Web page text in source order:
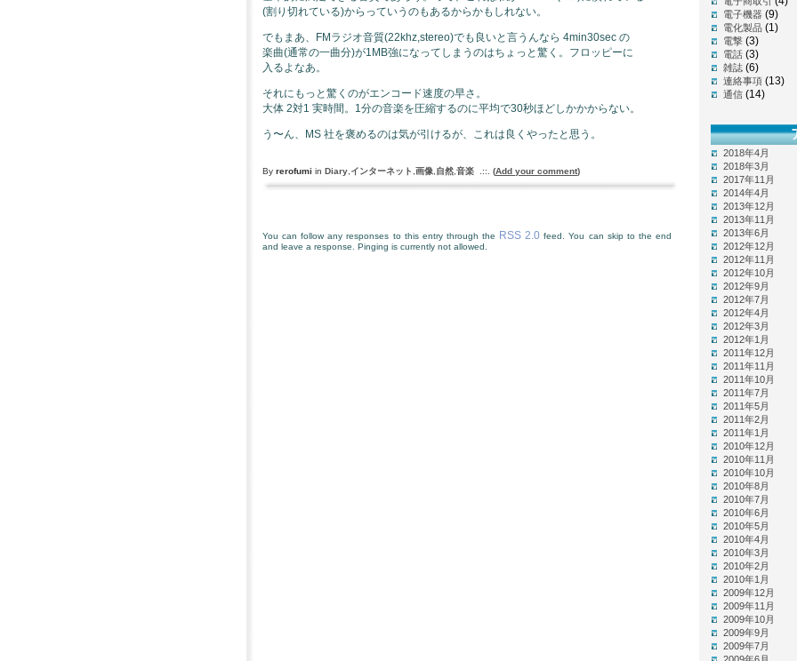
(割り切れている)からっていうのもあるからかもしれない。
でもまあ、FMラジオ音質(22khz,stereo)でも良いと言うんなら 4min30sec の
楽曲(通常の一曲分)が1MB強になってしまうのはちょっと驚く。フロッピーに
入るよなあ。
それにもっと驚くのがエンコード速度の早さ。
大体 2対1 実時間。1分の音楽を圧縮するのに平均で30秒ほどしかかからない。
う〜ん、MS 社を褒めるのは気が引けるが、これは良くやったと思う。
By rerofumi in Diary インターネット 画像 自然 音楽 .::. (Add your comment)
You can follow any responses to this entry through the RSS 2.0 feed. You can skip to the end
and leave a response. Pinging is currently not allowed.
電子機器 (9)
電化製品 (1)
電撃 (3)
電話 (3)
雑誌 (6)
連絡事項 (13)
通信 (14)
2018年4月
2018年3月
2017年11月
2014年4月
2013年12月
2013年11月
2013年6月
2012年12月
2012年11月
2012年10月
2012年9月
2012年7月
2012年4月
2012年3月
2012年1月
2011年12月
2011年11月
2011年10月
2011年7月
2011年5月
2011年2月
2011年1月
2010年12月
2010年11月
2010年10月
2010年8月
2010年7月
2010年6月
2010年5月
2010年4月
2010年3月
2010年2月
2010年1月
2009年12月
2009年11月
2009年10月
2009年9月
2009年7月